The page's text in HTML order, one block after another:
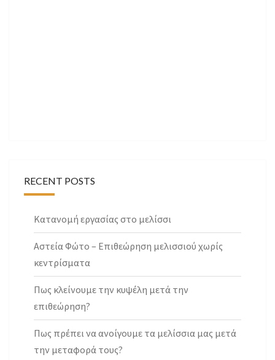
RECENT POSTS
Κατανομή εργασίας στο μελίσσι
Αστεία Φώτο – Επιθεώρηση μελισσιού χωρίς
κεντρίσματα
Πως κλείνουμε την κυψέλη μετά την
επιθεώρηση?
Πως πρέπει να ανοίγουμε τα μελίσσια μας μετά
την μεταφορά τους?